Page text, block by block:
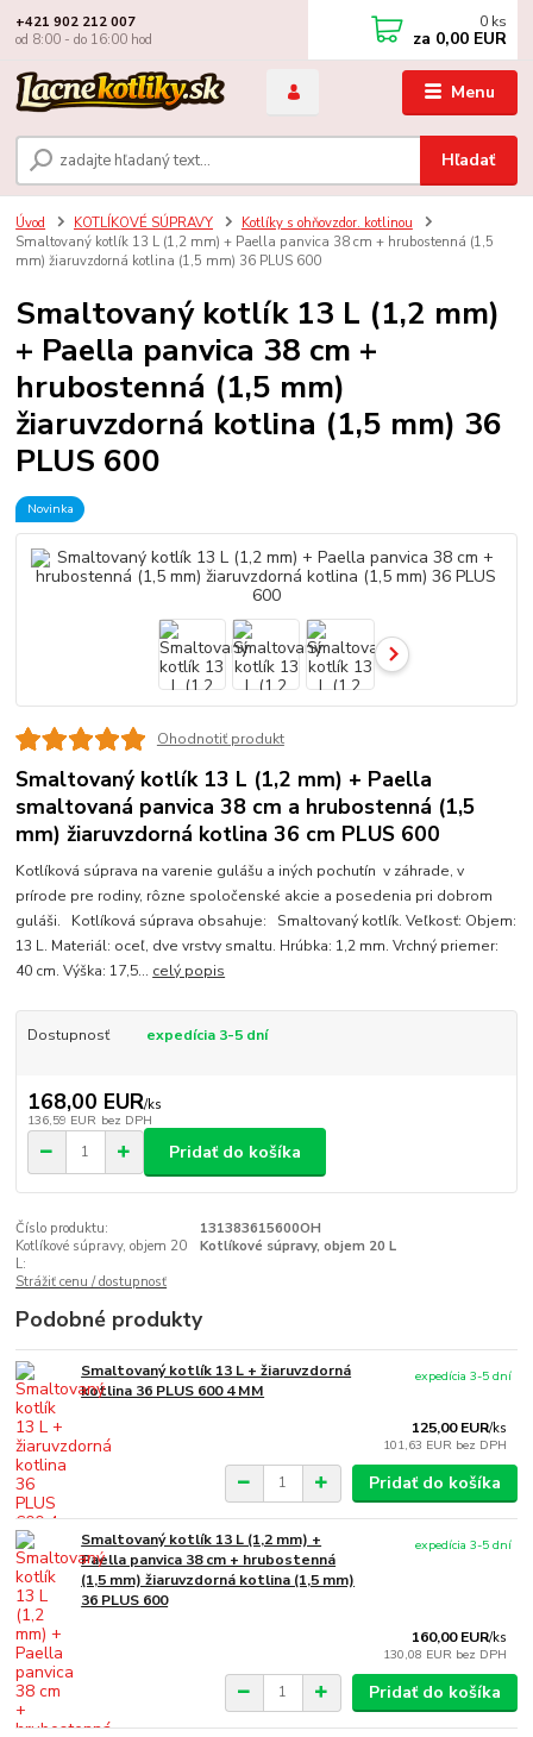
Menu
Hľadať
+421 902 212 007
od 8:00 - do 16:00 hod
0 ks
za 0,00 EUR
Úvod KOTLÍKOVÉ SÚPRAVY
Kotlíky s ohňovzdor. kotlinou
Smaltovaný kotlík 13 L (1,2 mm) + Paella panvica 38 cm + hrubostenná (1,5
mm) žiaruvzdorná kotlina (1,5 mm) 36 PLUS 600
Smaltovaný kotlík 13 L (1,2 mm)
+ Paella panvica 38 cm +
hrubostenná (1,5 mm)
žiaruvzdorná kotlina (1,5 mm) 36
PLUS 600
Novinka
Ohodnotiť produkt
Smaltovaný kotlík 13 L (1,2 mm) + Paella
smaltovaná panvica 38 cm a hrubostenná (1,5
mm) žiaruvzdorná kotlina 36 cm PLUS 600
Kotlíková súprava na varenie gulášu a iných pochutín v záhrade, v
prírode pre rodiny, rôzne spoločenské akcie a posedenia pri dobrom
guláši. Kotlíková súprava obsahuje: Smaltovaný kotlík. Veľkosť: Objem:
13 L. Materiál: oceľ, dve vrstvy smaltu. Hrúbka: 1,2 mm. Vrchný priemer:
40 cm. Výška: 17,5... celý popis
Dostupnosť expedícia 3-5 dní
168,00 EUR/ks
136,59 EUR bez DPH
Pridať do košíka
Číslo produktu:
131383615600OH
Kotlíkové súpravy, objem 20
L:
Kotlíkové súpravy, objem 20 L
Strážiť cenu / dostupnosť
Podobné produkty
Smaltovaný kotlík 13 L + žiaruvzdorná
kotlina 36 PLUS 600 4 MM
125,00 EUR/ks
101,63 EUR bez DPH
expedícia 3-5 dní
Pridať do košíka
Smaltovaný kotlík 13 L (1,2 mm) +
Paella panvica 38 cm + hrubostenná
(1,5 mm) žiaruvzdorná kotlina (1,5 mm)
36 PLUS 600
160,00 EUR/ks
130,08 EUR bez DPH
expedícia 3-5 dní
Pridať do košíka